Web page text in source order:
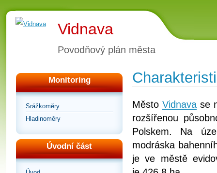
Vidnava
Povodňový plán města
Monitoring
Srážkoměry
Hladinoměry
Úvodní část
Město Vidnava se
rozšířenou
Polskem. Na
modráska
je ve městě